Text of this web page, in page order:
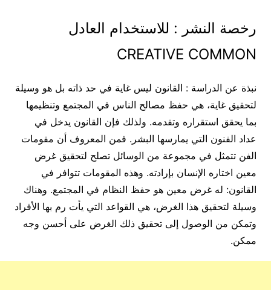
رخصة النشر : للاستخدام العادل
CREATIVE COMMON
نبذة عن الدراسة : القانون ليس غاية في حد ذاته بل هو وسيلة
لتحقيق غاية، هي حفظ مصالح الناس في المجتمع وتنظيمها
بما يحقق استقراره وتقدمه. ولذلك فإن القانون يدخل في
عداد الفنون التي يمارسها البشر. فمن المعروف أن مقومات
الفن تتمثل في مجموعة من الوسائل تصلح لتحقيق غرض
معين اختاره الإنسان بإرادته. وهذه المقومات تتوافر في
القانون: له غرض معين هو حفظ النظام في المجتمع. وهناك
وسيلة لتحقيق هذا الغرض، هي القواعد التي يأت رم بها الأفراد
وتمكن من الوصول إلى تحقيق ذلك الغرض على أحسن وجه
ممكن.